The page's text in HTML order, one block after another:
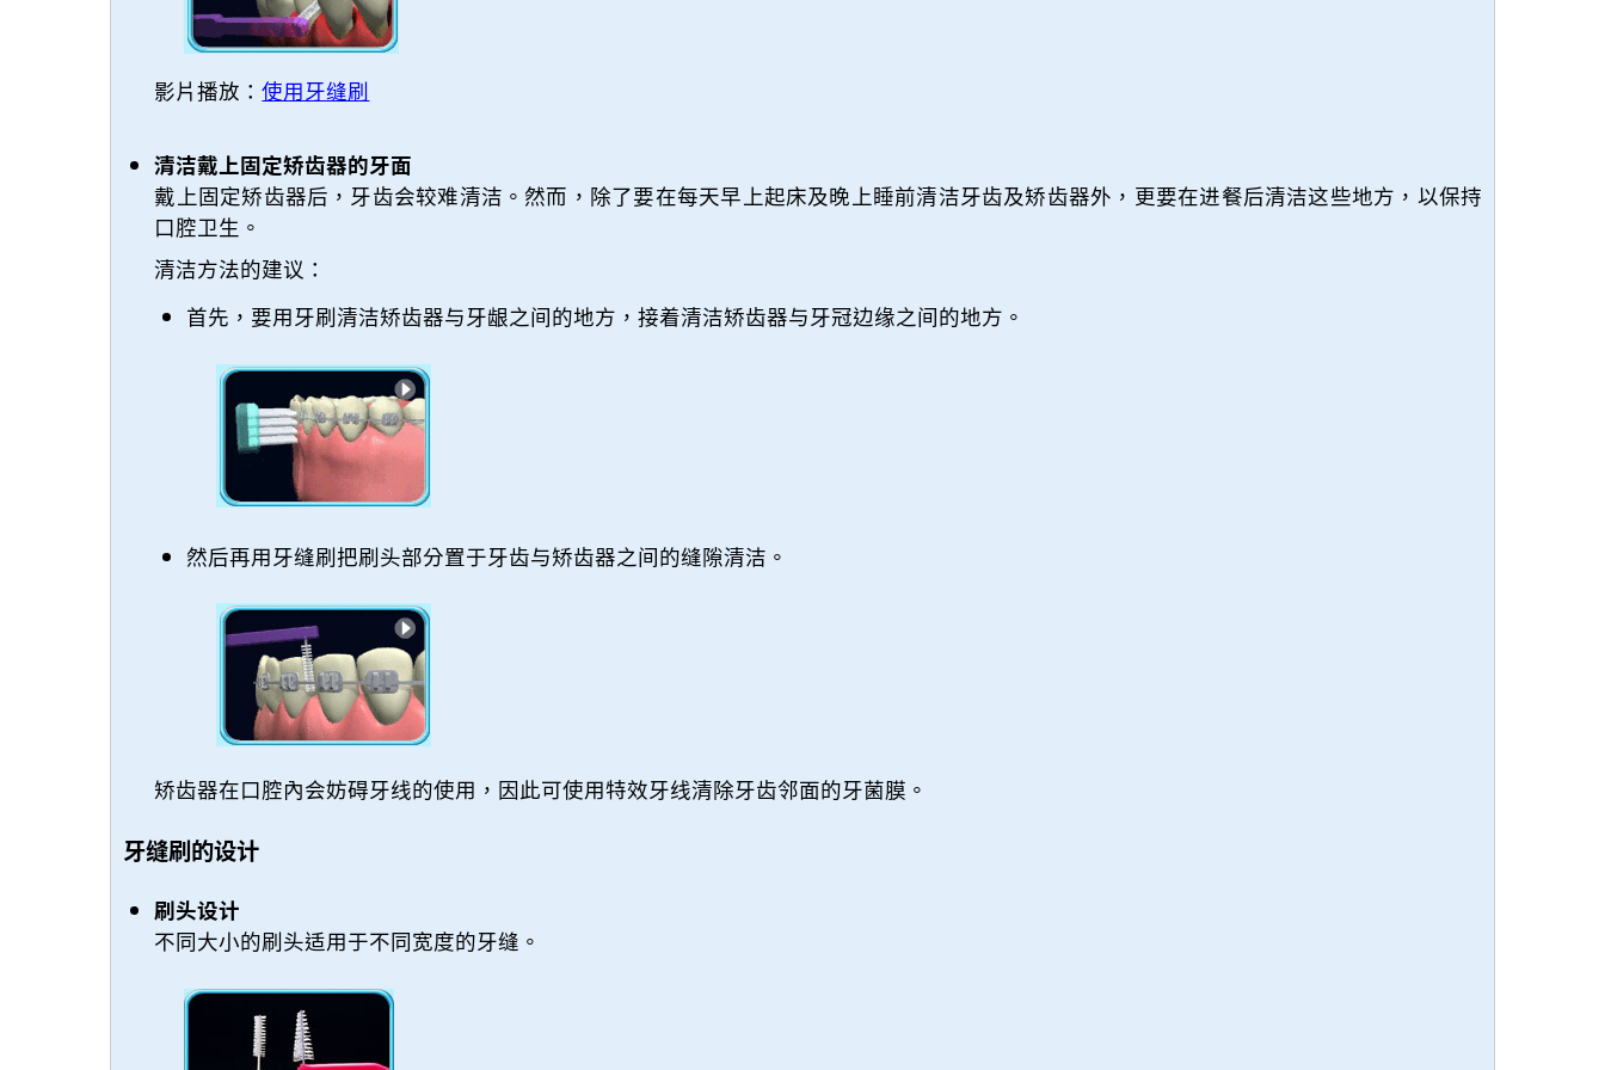
影片播放：使用牙缝刷
清洁戴上固定矫齿器的牙面
戴上固定矫齿器后，牙齿会较难清洁。然而，除了要在每天早上起床及晚上睡前清洁牙齿及矫齿器外，更要在进餐后清洁这些地方，以保持
口腔卫生。
清洁方法的建议：
首先，要用牙刷清洁矫齿器与牙龈之间的地方，接着清洁矫齿器与牙冠边缘之间的地方。
然后再用牙缝刷把刷头部分置于牙齿与矫齿器之间的缝隙清洁。
矫齿器在口腔內会妨碍牙线的使用，因此可使用特效牙线清除牙齿邻面的牙菌膜。
牙缝刷的设计
刷头设计
不同大小的刷头适用于不同宽度的牙缝。